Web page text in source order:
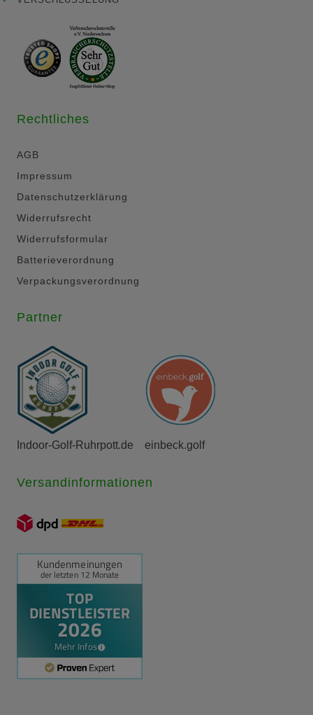
Rechtliches
AGB
Impressum
Datenschutzerklärung
Widerrufsrecht
Widerrufsformular
Batterieverordnung
Verpackungsverordnung
Partner
Indoor-Golf-Ruhrpott.de einbeck.golf
Versandinformationen